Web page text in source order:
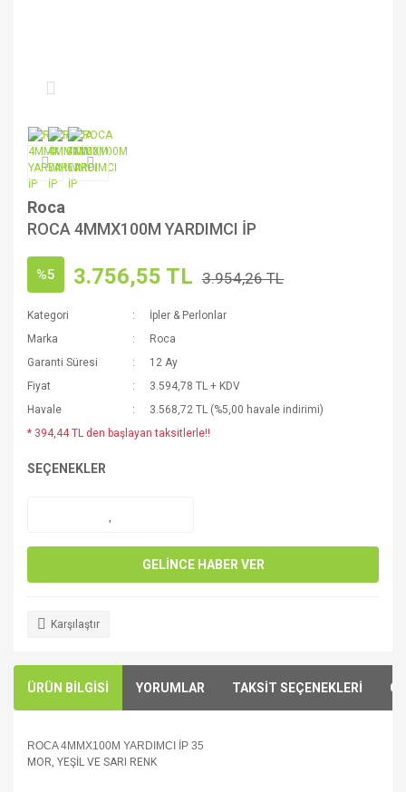
Roca
ROCA 4MMX100M YARDIMCI İP
%5 3.756,55 TL 3.954,26 TL
Kategori
İpler & Perlonlar
Marka
Roca
Garanti Süresi
12 Ay
Fiyat
3.594,78 TL + KDV
Havale
3.568,72 TL (%5,00 havale indirimi)
* 394,44 TL den başlayan taksitlerle!!
SEÇENEKLER
GELİNCE HABER VER
Karşılaştır
ÜRÜN BİLGİSİ YORUMLAR TAKSİT SEÇENEKLERİ
ROCA 4MMX100M YARDIMCI İP 35
MOR, YEŞİL VE SARI RENK